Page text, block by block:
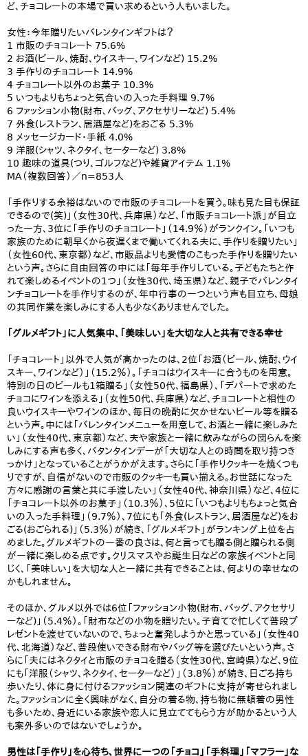
ど、チョコレートの本場で買い求めるという人もいました。
女性：今年贈りたいバレンタインギフトは？
1 市販のチョコレート 75.6%
2 お酒(ビール、焼酎、ウイスキー、ワインなど) 15.2%
3 手作りのチョコレート 14.9%
4 チョコレート以外のお菓子 10.3%
5 いつもよりもちょっと気合いの入った手料理 9.7%
6 ファッション小物(財布、バッグ、アクセサリーなど) 5.4%
7 外食(レストラン、居酒屋など)をおごる 5.3%
8 メッセージカード・手紙 4.0%
9 洋服(シャツ、ネクタイ、セーターなど) 3.8%
10 趣味の道具(つり、ゴルフなど)や雑貨アイテム 1.1%
MA（複数回答）／n=853人
「手作りする余裕はないので市販のチョコレートを買う。味も見た目も保証
できるので(笑)」（女性30代、兵庫県）など、「市販チョコレート派」が目立
った一方、3位に「手作りのチョコレート」（14.9％）がランクイン。「いつも
家族のために朝早くから夜遅くまで働いてくれる夫に、手作りを贈りたい」
（女性60代、東京都）など、市販品よりも愛情のこもった手作りを贈りたい
という声。さらに自由回答の中には「毎年手作りしている。子どもたちと作
れて楽しめるイベントの1つ」（女性30代、埼玉県）など、親子でバレンタイ
ンチョコレートを手作りするのが、年中行事の一つという声も目立ち、母娘
の共同作業を楽しみにする人も少なくありませんでした。
「グルメギフト」に人気集中、「美味しい」を大切な人と共有できる幸せ
「チョコレート」以外で人気が高かったのは、2位「お酒（ビール、焼酎、ウイ
スキー、ワインなど）」（15.2％）。「チョコはウイスキーに合うものを用意。
特別の日のビールも1箱贈る」（女性50代、福島県）、「デパートで求めた
チョコにワインを添える」（女性50代、兵庫県）など、チョコレートと相性の
良いウイスキーやワインのほか、毎日の晩酌に欠かせないビール等を贈る
という声。中には「バレンタインメニューを用意して、お酒と一緒に楽しみた
い」（女性40代、東京都）など、夫や家族と一緒に飲みながらの団らんを楽
しみにする声も多く、バタンタインデーが「大切な人との時間を取り持つき
っかけ」となっていることがうかがえます。さらに「手作りクッキーを焼くつも
りですが、自信がないので市販のクッキーも買い揃える。お世話になった
方々に感謝の言葉と共に手渡したい」（女性40代、神奈川県）など、4位に
「チョコレート以外のお菓子」（10.3％）、5位に「いつもよりもちょっと気合
いの入った手料理」（9.7％）、7位にも「外食(レストラン、居酒屋など)をお
ごる(おごられる)」（5.3％）が続き、「グルメギフト」がランキング上位を占
めました。グルメギフトの一番の良さは、何と言っても贈る側と贈られる側
が一緒に楽しめる点です。クリスマスやお誕生日などの家族イベントと同
じく、「美味しい」を大切な人と一緒に共有できることは、何よりの幸せなの
かもしれません。
そのほか、グルメ以外では6位「ファッション小物(財布、バッグ、アクセサリ
ーなど)」（5.4％）。「財布などの小物を贈りたい。子育てで忙しくて普段プ
レゼントを渡せていないので、ちょっと奮発しようかと思っている」（女性40
代、北海道）など、普段使いできる財布やバッグ等を選びたいという声。さ
らに「夫にはネクタイと市販のチョコを贈る（女性30代、宮崎県）など、9位
にも「洋服（シャツ、ネクタイ、セーターなど）」（3.8％）が続き、日ごろ持ち
歩いたり、体に身に付けるファッション関連のギフトに支持が寄せられまし
た。ファッションに全く興味がなく、自分の着る物、持ち物に無頓着の男性
も多いため、身近にいる家族や恋人に見立ててもらう方が助かるという人
も案外多いのではないでしょうか。
男性は「手作り」を心待ち、世界に一つの「チョコ」「手料理」「マフラー」な